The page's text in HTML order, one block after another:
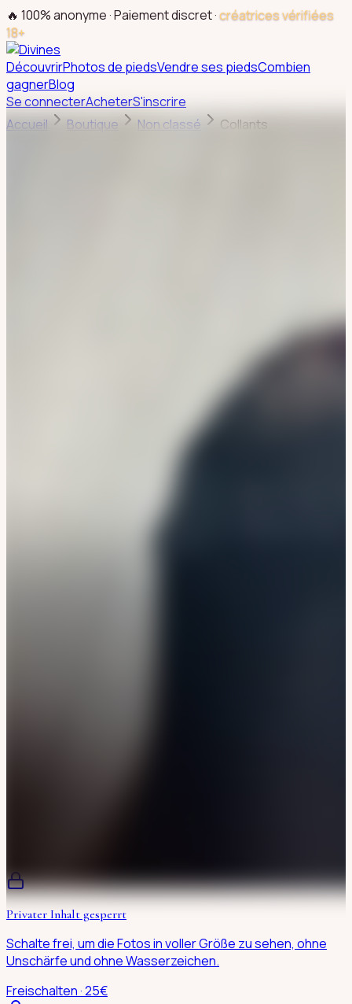
🔥 100% anonyme · Paiement discret ·créatrices vérifiées
18+
DécouvrirPhotos de piedsVendre ses piedsCombien
gagnerBlog
Se connecterAcheterS'inscrire
Accueil
Boutique Non classé Collants
Privater Inhalt gesperrt
Schalte frei, um die Fotos in voller Größe zu sehen, ohne
Unschärfe und ohne Wasserzeichen.
Freischalten · 25€